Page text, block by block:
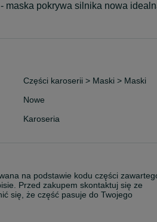
maska pokrywa silnika nowa
Części karoserii > Maski > Maski
Nowe
Karoseria
na podstawie kodu części
Przed zakupem skontaktuj się ze
się, że część pasuje do Twojego